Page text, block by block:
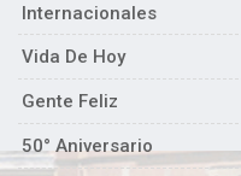
Internacionales
Vida De Hoy
Gente Feliz
50° Aniversario